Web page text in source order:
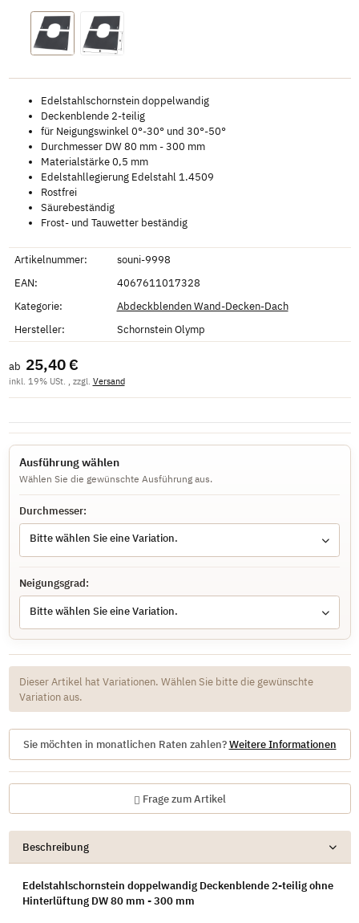
Edelstahlschornstein doppelwandig
Deckenblende 2-teilig
für Neigungswinkel 0°-30° und 30°-50°
Durchmesser DW 80 mm - 300 mm
Materialstärke 0,5 mm
Edelstahllegierung Edelstahl 1.4509
Rostfrei
Säurebeständig
Frost- und Tauwetter beständig
Artikelnummer:
souni-9998
EAN:
4067611017328
Kategorie:
Abdeckblenden Wand-Decken-Dach
Hersteller:
Schornstein Olymp
ab 25,40 €
inkl. 19% USt. , zzgl. Versand
Ausführung wählen
Wählen Sie die gewünschte Ausführung aus.
Durchmesser:
Bitte wählen Sie eine Variation.
Neigungsgrad:
Bitte wählen Sie eine Variation.
x
Dieser Artikel hat Variationen. Wählen Sie bitte die gewünschte
Variation aus.
Sie möchten in monatlichen Raten zahlen?Weitere Informationen
Frage zum Artikel
Beschreibung
Edelstahlschornstein doppelwandig Deckenblende 2-teilig ohne
Hinterlüftung DW 80 mm - 300 mm